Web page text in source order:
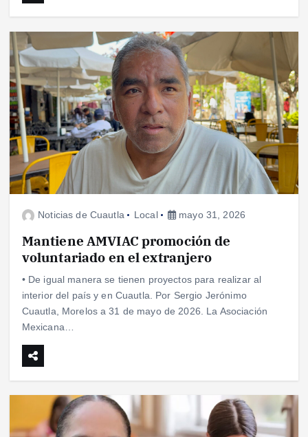
Noticias de Cuautla Local mayo 31, 2026
Mantiene AMVIAC promoción de
voluntariado en el extranjero
• De igual manera se tienen proyectos para realizar al
interior del país y en Cuautla. Por Sergio Jerónimo
Cuautla, Morelos a 31 de mayo de 2026. La Asociación
Mexicana…